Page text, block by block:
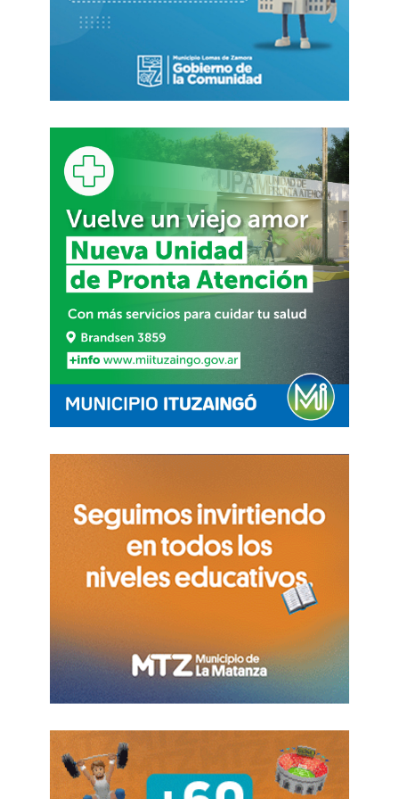
Javier Milei tildó de «trasnochados» a
economistas que concederían más inflación a
cambio de mayor crecimiento
En paralelo, habrá otra actividad oficial en
Ushuaia, donde el gobernador bonaerenseAxel
Kicillofparticipará de los actos organizados por
su par fueguino,Gustavo Melella.
Como cada año, en Ushuaia y en Río Grande se
realizaránvigilias y homenajes a los
excombatientes, en una jornada marcada por la
memoria y el reclamo histórico de soberanía.